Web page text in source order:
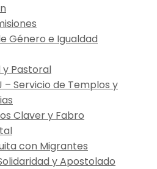
Género e Igualdad
y Pastoral
– Servicio de Templos y
Claver y Fabro
con Migrantes
y Apostolado